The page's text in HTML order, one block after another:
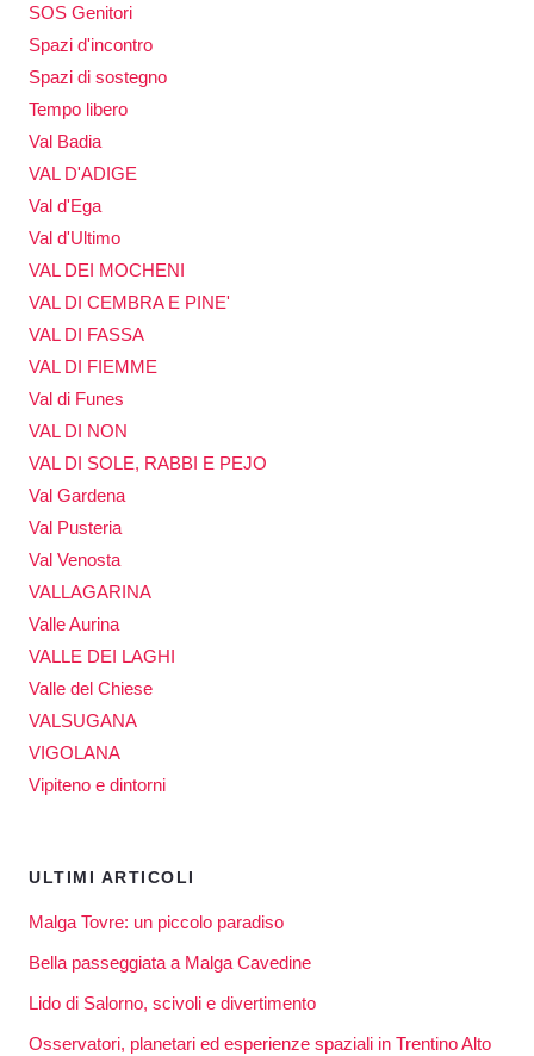
SOS Genitori
Spazi d'incontro
Spazi di sostegno
Tempo libero
Val Badia
VAL D'ADIGE
Val d'Ega
Val d'Ultimo
VAL DEI MOCHENI
VAL DI CEMBRA E PINE'
VAL DI FASSA
VAL DI FIEMME
Val di Funes
VAL DI NON
VAL DI SOLE, RABBI E PEJO
Val Gardena
Val Pusteria
Val Venosta
VALLAGARINA
Valle Aurina
VALLE DEI LAGHI
Valle del Chiese
VALSUGANA
VIGOLANA
Vipiteno e dintorni
ULTIMI ARTICOLI
Malga Tovre: un piccolo paradiso
Bella passeggiata a Malga Cavedine
Lido di Salorno, scivoli e divertimento
Osservatori, planetari ed esperienze spaziali in Trentino Alto